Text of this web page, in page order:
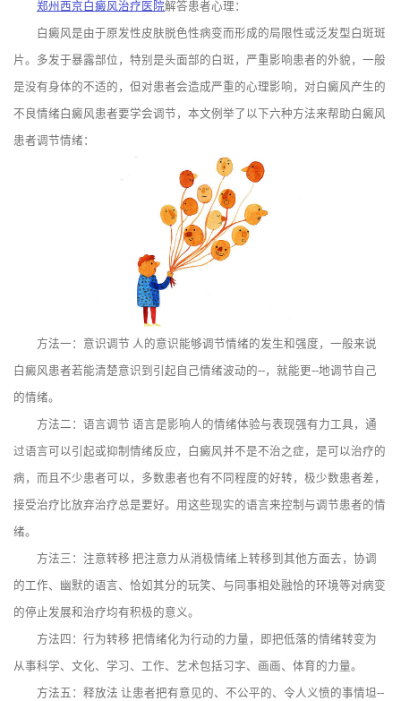
郑州西京白癜风治疗医院解答患者心理：
白癜风是由于原发性皮肤脱色性病变而形成的局限性或泛发型白斑斑
片。多发于暴露部位，特别是头面部的白斑，严重影响患者的外貌，一般
是没有身体的不适的，但对患者会造成严重的心理影响，对白癜风产生的
不良情绪白癜风患者要学会调节，本文例举了以下六种方法来帮助白癜风
患者调节情绪：
方法一：意识调节 人的意识能够调节情绪的发生和强度，一般来说
白癜风患者若能清楚意识到引起自己情绪波动的--，就能更--地调节自己
的情绪。
方法二：语言调节 语言是影响人的情绪体验与表现强有力工具，通
过语言可以引起或抑制情绪反应，白癜风并不是不治之症，是可以治疗的
病，而且不少患者可以，多数患者也有不同程度的好转，极少数患者差，
接受治疗比放弃治疗总是要好。用这些现实的语言来控制与调节患者的情
绪。
方法三：注意转移 把注意力从消极情绪上转移到其他方面去，协调
的工作、幽默的语言、恰如其分的玩笑、与同事相处融恰的环境等对病变
的停止发展和治疗均有积极的意义。
方法四：行为转移 把情绪化为行动的力量，即把低落的情绪转变为
从事科学、文化、学习、工作、艺术包括习字、画画、体育的力量。
方法五：释放法 让患者把有意见的、不公平的、令人义愤的事情坦--